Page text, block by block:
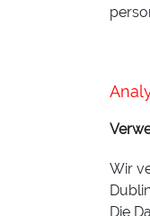
Wir
Die